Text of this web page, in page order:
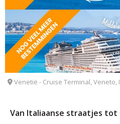
CRUISES 8 DAGEN INCL. ONTBIJT
Geweldige 8-daagse
Costa Deliziosa - afvaart Venetië
Venetië - Cruise Terminal, Veneto,
Van Italiaanse straatjes tot